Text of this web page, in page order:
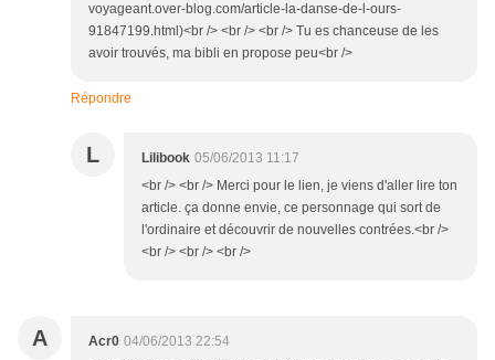
voyageant.over-blog.com/article-la-danse-de-l-ours-
91847199.html)<br /> <br /> <br /> Tu es chanceuse de les
avoir trouvés, ma bibli en propose peu<br />
Répondre
L Lilibook 05/06/2013 11:17
<br /> <br /> Merci pour le lien, je viens d'aller lire ton
article. ça donne envie, ce personnage qui sort de
l'ordinaire et découvrir de nouvelles contrées.<br />
<br /> <br /> <br />
A Acr0 04/06/2013 22:54